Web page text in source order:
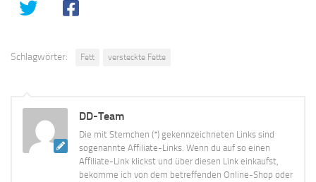
Schlagwörter: Fett versteckte Fette
DD-Team
Die mit Sternchen (*) gekennzeichneten Links sind
sogenannte Affiliate-Links. Wenn du auf so einen
Affiliate-Link klickst und über diesen Link einkaufst,
bekomme ich von dem betreffenden Online-Shop oder